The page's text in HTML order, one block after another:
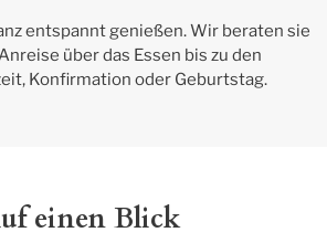
entspannt genießen. Wir beraten sie
über das Essen bis zu den
Konfirmation oder Geburtstag.
einen Blick